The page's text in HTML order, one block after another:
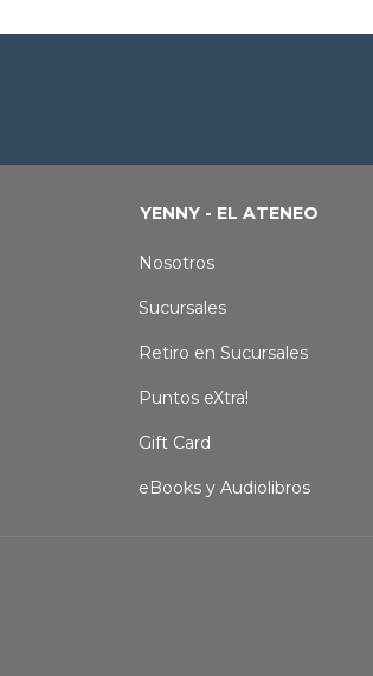
YENNY - EL ATENEO
Nosotros
Sucursales
Retiro en Sucursales
Puntos eXtra!
Gift Card
eBooks y Audiolibros